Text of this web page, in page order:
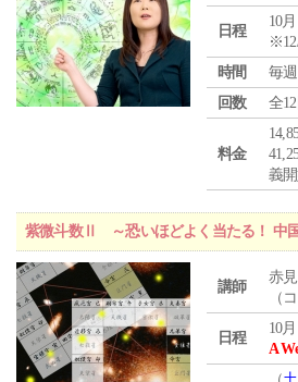
日程
10
時間
毎
回数
全
料金
義開
紫微斗数Ⅱ ～恐いほどよく当たる！ 中
講師
赤
（
日程
10
A